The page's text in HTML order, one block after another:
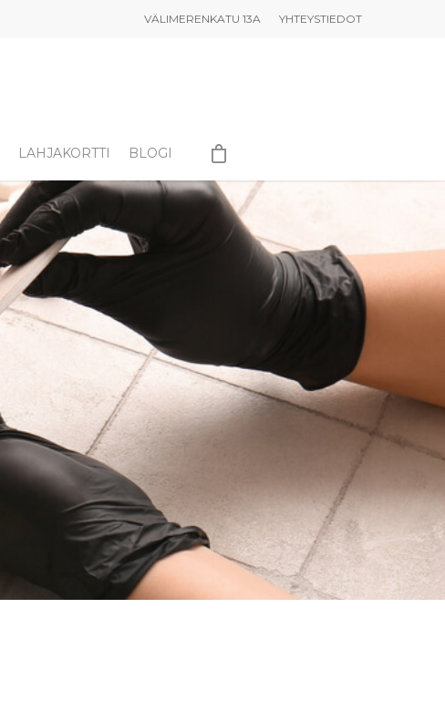
VÄLIMERENKATU 13A YHTEYSTIEDOT
LAHJAKORTTI BLOGI